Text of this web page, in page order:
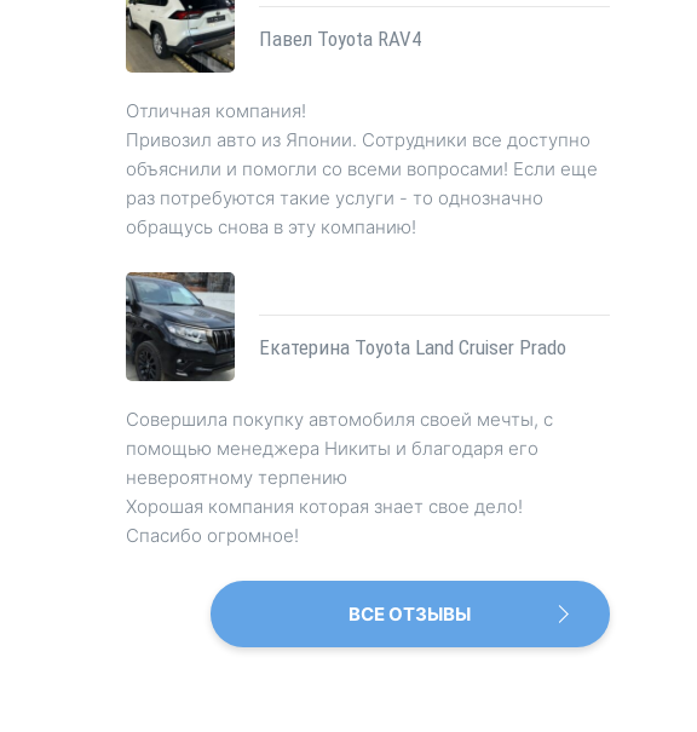
подход к делу, умению слушать и грамотно
консультировать по любому вопросу. Приветливость,
доброжелательность, прекрасное выполнение своей
отзывчивое отношение.
Павел Toyota RAV4
Отличная компания!
Привозил авто из Японии. Сотрудники все доступно
объяснили и помогли со всеми вопросами! Если еще
раз потребуются такие услуги - то однозначно
обращусь снова в эту компанию!
Екатерина Toyota Land Cruiser Prado
Совершила покупку автомобиля своей мечты, с
помощью менеджера Никиты и благодаря его
невероятному терпению
Хорошая компания которая знает свое дело!
Спасибо огромное!
ВСЕ ОТЗЫВЫ